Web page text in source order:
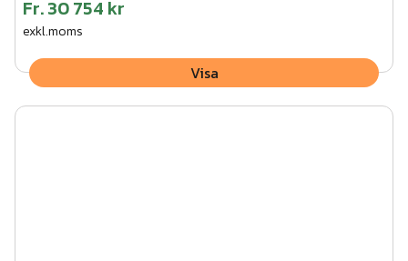
Fr.30 754 kr
exkl.moms
Visa